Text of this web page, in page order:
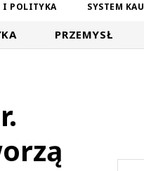
I POLITYKA SYSTEM
PRZEMYSŁ